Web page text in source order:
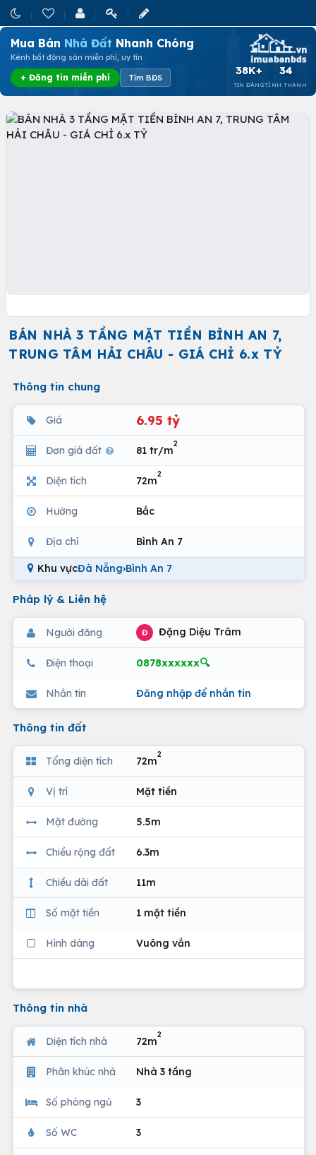
Mua Bán Nhà Đất Nhanh Chóng
Kênh bất động sản miễn phí, uy tín
+ Đăng tin miễn phí Tìm BĐS
38K+
TIN ĐĂNG
34
TỈNH THÀNH
BÁN NHÀ 3 TẦNG MẶT TIỀN BÌNH AN 7,
TRUNG TÂM HẢI CHÂU - GIÁ CHỈ 6.x TỶ
Thông tin chung
Giá 6.95 tỷ
Đơn giá đất 81 tr/m
2
Diện tích 72m
2
Hướng Bắc
Địa chỉ Bình An 7
Khu vựcĐà Nẵng›Bình An 7
Pháp lý & Liên hệ
Người đăng Đ Đặng Diệu Trâm
Điện thoại 0878xxxxxx🔍
Nhắn tin Đăng nhập để nhắn tin
Thông tin đất
Tổng diện tích 72m
2
Vị trí Mặt tiền
Mặt đường 5.5m
Chiều rộng đất 6.3m
Chiều dài đất 11m
Số mặt tiền 1 mặt tiền
Hình dáng Vuông vắn
Thông tin nhà
Diện tích nhà 72m
2
Phân khúc nhà Nhà 3 tầng
Số phòng ngủ 3
Số WC 3